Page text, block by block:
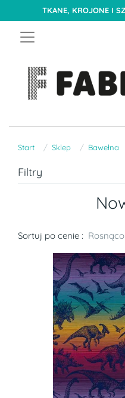
TKANE, KROJONE I
Start Sklep Bawełna
Filtry
Sortuj po cenie : Rosnąco